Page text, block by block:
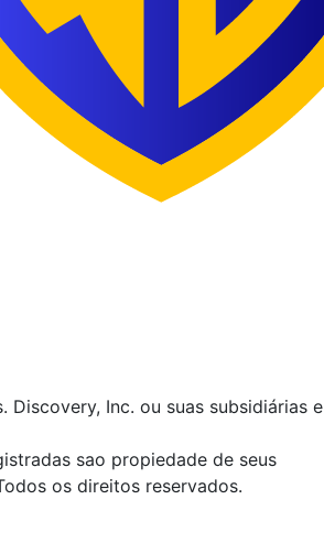
Discovery, Inc. ou suas subsidiárias e
sao propiedade de seus
os direitos reservados.